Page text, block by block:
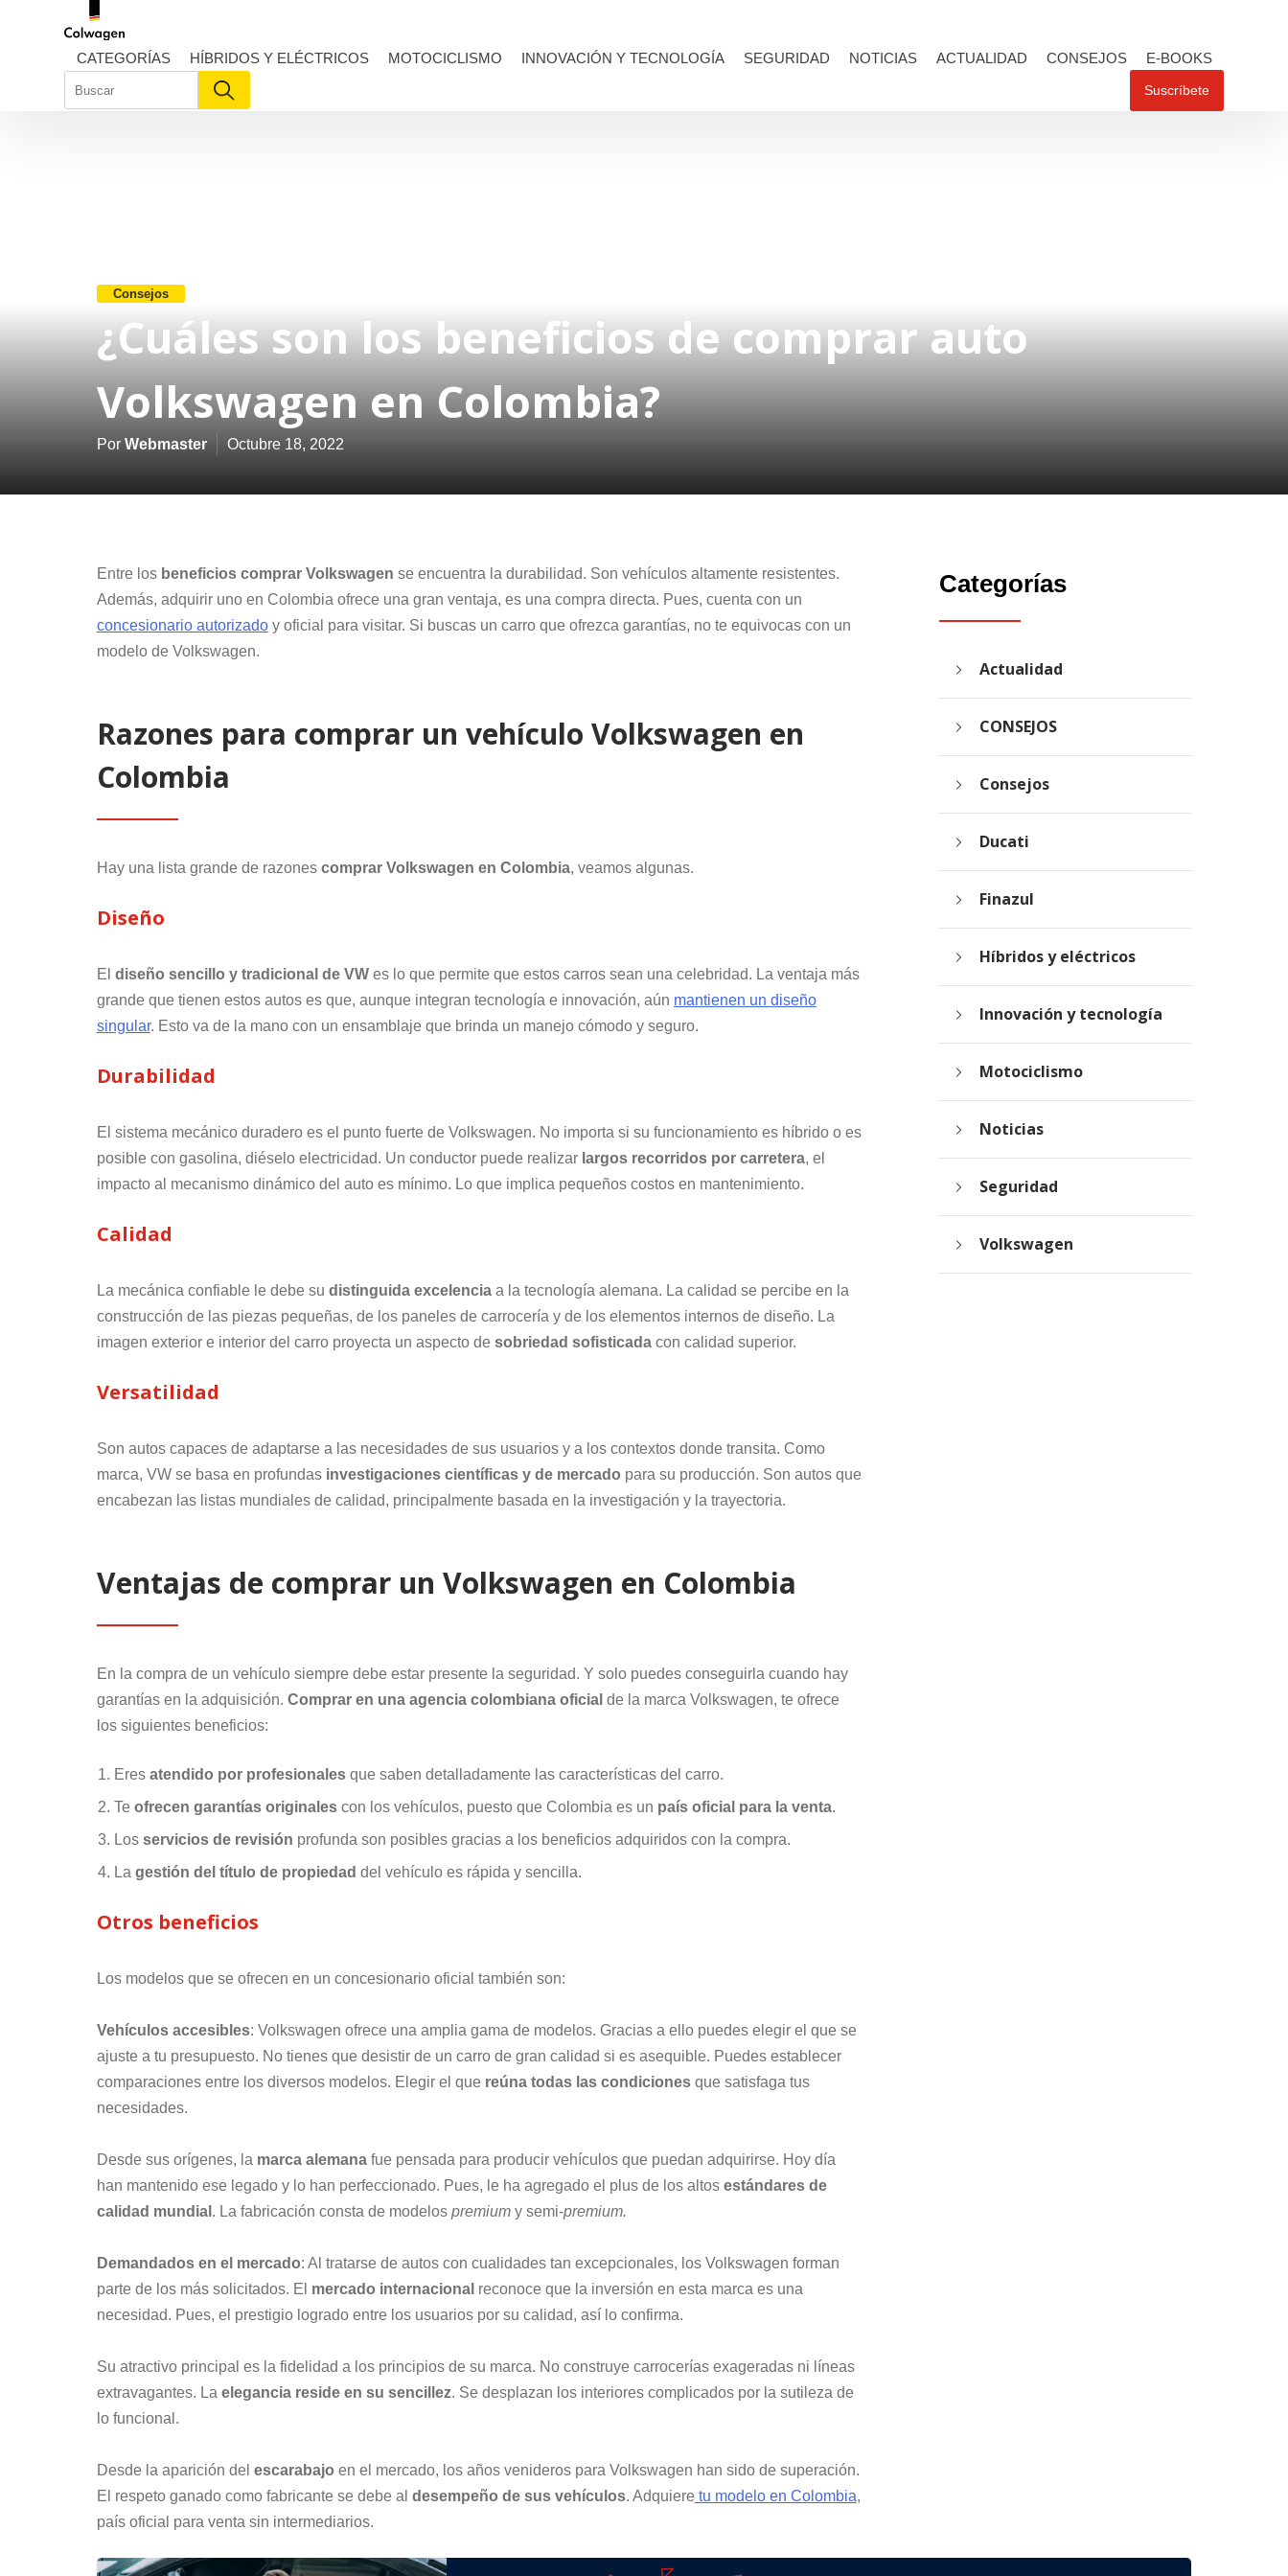
CATEGORÍAS HÍBRIDOS Y ELÉCTRICOS MOTOCICLISMO INNOVACIÓN Y TECNOLOGÍA SEGURIDAD NOTICIAS ACTUALIDAD CONSEJOS E-BOOKS
Suscríbete
Consejos
¿Cuáles son los beneficios de comprar auto
Volkswagen en Colombia?
Por Webmaster Octubre 18, 2022
Entre los beneficios comprar Volkswagen se encuentra la durabilidad. Son vehículos altamente resistentes.
Además, adquirir uno en Colombia ofrece una gran ventaja, es una compra directa. Pues, cuenta con un
concesionario autorizadoy oficial para visitar. Si buscas un carro que ofrezca garantías, no te equivocas con un
modelo de Volkswagen.
Razones para comprar un vehículo Volkswagen en
Colombia
Hay una lista grande de razones comprar Volkswagen en Colombia, veamos algunas.
Diseño
El diseño sencillo y tradicional de VWes lo que permite que estos carros sean una celebridad. La ventaja más
grande que tienen estos autos es que, aunque integran tecnología e innovación, aún mantienen un diseño
singular. Esto va de la mano con un ensamblaje que brinda un manejo cómodo y seguro.
Durabilidad
El sistema mecánico duradero es el punto fuerte de Volkswagen. No importa si su funcionamiento es híbrido o es
posible con gasolina, diéselo electricidad. Un conductor puede realizar largos recorridos por carretera, el
impacto al mecanismo dinámico del auto es mínimo. Lo que implica pequeños costos en mantenimiento.
Calidad
La mecánica confiable le debe su distinguida excelenciaa la tecnología alemana. La calidad se percibe en la
construcción de las piezas pequeñas, de los paneles de carrocería y de los elementos internos de diseño. La
imagen exterior e interior del carro proyecta un aspecto de sobriedad sofisticadacon calidad superior.
Versatilidad
Son autos capaces de adaptarse a las necesidades de sus usuarios y a los contextos donde transita. Como
marca, VW se basa en profundas investigaciones científicas y de mercado para su producción. Son autos que
encabezan las listas mundiales de calidad, principalmente basada en la investigación y la trayectoria.
Ventajas de comprar un Volkswagen en Colombia
En la compra de un vehículo siempre debe estar presente la seguridad. Y solo puedes conseguirla cuando hay
garantías en la adquisición. Comprar en una agencia colombiana oficial de la marca Volkswagen, te ofrece
los siguientes beneficios:
Eres atendido por profesionalesque saben detalladamente las características del carro.
Te ofrecen garantías originalescon los vehículos, puesto que Colombia es un país oficial para la venta.
Los servicios de revisión profunda son posibles gracias a los beneficios adquiridos con la compra.
La gestión del título de propiedad del vehículo es rápida y sencilla.
Otros beneficios
Los modelos que se ofrecen en un concesionario oficial también son:
Vehículos accesibles: Volkswagen ofrece una amplia gama de modelos. Gracias a ello puedes elegir el que se
ajuste a tu presupuesto. No tienes que desistir de un carro de gran calidad si es asequible. Puedes establecer
comparaciones entre los diversos modelos. Elegir el que reúna todas las condicionesque satisfaga tus
necesidades.
Desde sus orígenes, la marca alemana fue pensada para producir vehículos que puedan adquirirse. Hoy día
han mantenido ese legado y lo han perfeccionado. Pues, le ha agregado el plus de los altos estándares de
calidad mundial . La fabricación consta de modelos premiumy semi-premium.
Demandados en el mercado: Al tratarse de autos con cualidades tan excepcionales, los Volkswagen forman
parte de los más solicitados. El mercado internacional reconoce que la inversión en esta marca es una
necesidad. Pues, el prestigio logrado entre los usuarios por su calidad, así lo confirma.
Su atractivo principal es la fidelidad a los principios de su marca. No construye carrocerías exageradas ni líneas
extravagantes. La elegancia reside en su sencillez. Se desplazan los interiores complicados por la sutileza de
lo funcional.
Desde la aparición del escarabajo en el mercado, los años venideros para Volkswagen han sido de superación.
El respeto ganado como fabricante se debe al desempeño de sus vehículos. Adquieretu modelo en Colombia,
país oficial para venta sin intermediarios.
Categorías
Actualidad
CONSEJOS
Consejos
Ducati
Finazul
Híbridos y eléctricos
Innovación y tecnología
Motociclismo
Noticias
Seguridad
Volkswagen